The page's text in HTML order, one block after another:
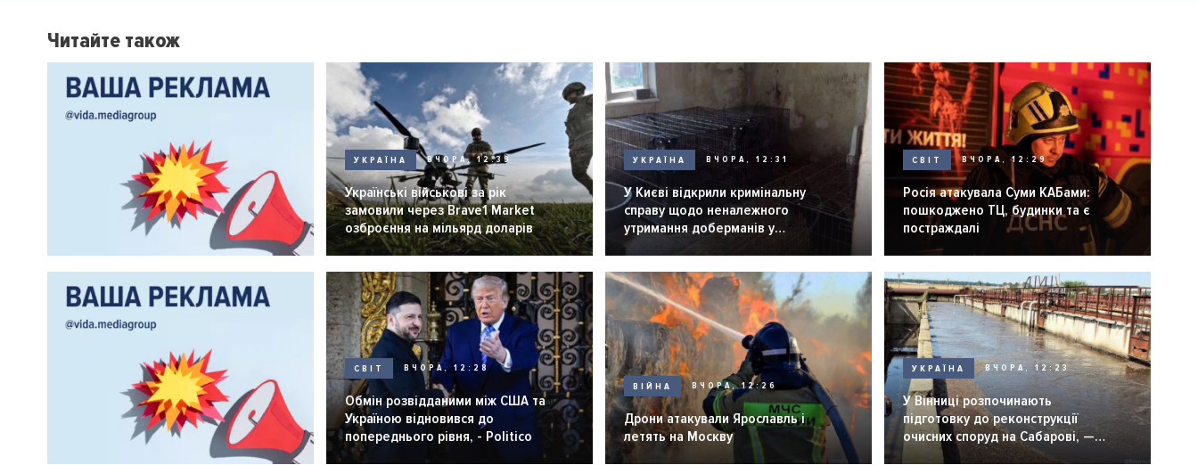
Читайте також
УКРАЇНА ВЧОРА, 12:39
Українські військові за рік
замовили через Brave1 Market
озброєння на мільярд доларів
УКРАЇНА ВЧОРА, 12:31
У Києві відкрили кримінальну
справу щодо неналежного
утримання доберманів у
розпліднику
СВІТ ВЧОРА, 12:29
Росія атакувала Суми КАБами:
пошкоджено ТЦ, будинки та є
постраждалі
СВІТ ВЧОРА, 12:28
Обмін розвідданими між США та
Україною відновився до
попереднього рівня, - Politico
ВІЙНА ВЧОРА, 12:26
Дрони атакували Ярославль і
летять на Москву
УКРАЇНА ВЧОРА, 12:23
У Вінниці розпочинають
підготовку до реконструкції
очисних споруд на Сабарові, —
мер Вінниці.